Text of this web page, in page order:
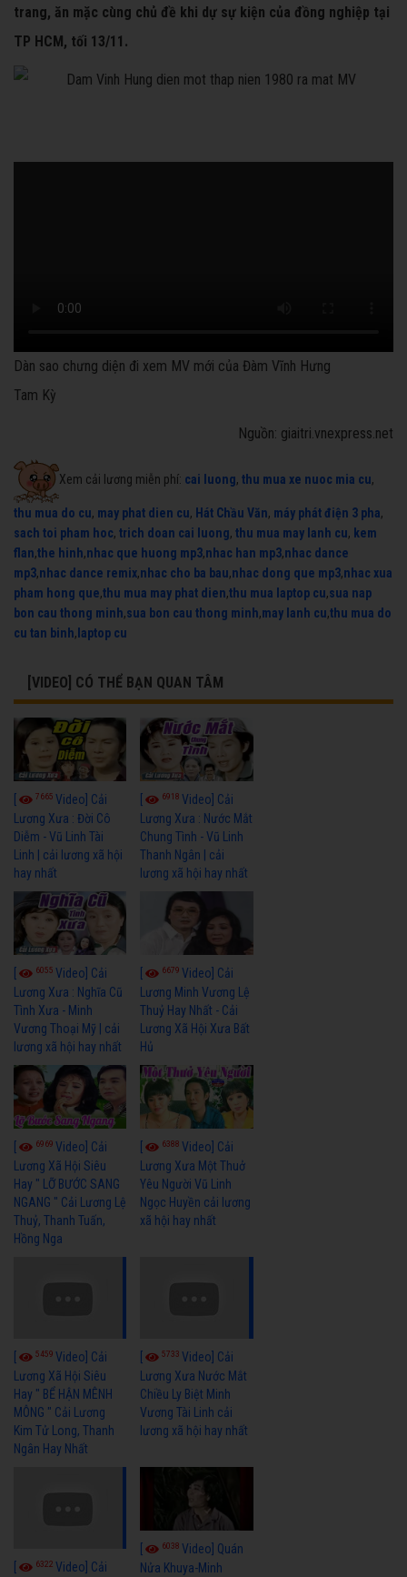
trang, ăn mặc cùng chủ đề khi dự sự kiện của đồng nghiệp tại
TP HCM, tối 13/11.
Dàn sao chưng diện đi xem MV mới của Đàm Vĩnh Hưng
Tam Kỳ
Nguồn: giaitri.vnexpress.net
Xem cải lương miễn phí: cai luong, thu mua xe nuoc mia cu,
thu mua do cu, may phat dien cu, Hát Chầu Văn, máy phát điện 3 pha,
sach toi pham hoc, trich doan cai luong, thu mua may lanh cu, kem
flan,the hinh,nhac que huong mp3,nhac han mp3,nhac dance
mp3,nhac dance remix,nhac cho ba bau,nhac dong que mp3,nhac xua
pham hong que,thu mua may phat dien,thu mua laptop cu,sua nap
bon cau thong minh,sua bon cau thong minh,may lanh cu,thu mua do
cu tan binh, laptop cu
[VIDEO] CÓ THỂ BẠN QUAN TÂM
7665 Video] Cải
Lương Xưa : Đời Cô
Diễm - Vũ Linh Tài
Linh | cải lương xã hội
hay nhất
6918Video] Cải
Lương Xưa : Nước Mắt
Chung Tình - Vũ Linh
Thanh Ngân | cải
lương xã hội hay nhất
6055 Video] Cải
Lương Xưa : Nghĩa Cũ
Tình Xưa - Minh
Vương Thoại Mỹ | cải
lương xã hội hay nhất
6679Video] Cải
Lương Minh Vương Lệ
Thuỷ Hay Nhất - Cải
Lương Xã Hội Xưa Bất
Hủ
6969 Video] Cải
Lương Xã Hội Siêu
Hay " LỠ BƯỚC SANG
NGANG " Cải Lương Lệ
Thuỷ, Thanh Tuấn,
Hồng Nga
6388Video] Cải
Lương Xưa Một Thuở
Yêu Người Vũ Linh
Ngọc Huyền cải lương
xã hội hay nhất
5459 Video] Cải
Lương Xã Hội Siêu
Hay " BỂ HẬN MÊNH
MÔNG " Cải Lương
Kim Tử Long, Thanh
Ngân Hay Nhất
5733Video] Cải
Lương Xưa Nước Mắt
Chiều Ly Biệt Minh
Vương Tài Linh cải
lương xã hội hay nhất
6322 Video] Cải
6038Video] Quán
Nửa Khuya-Minh